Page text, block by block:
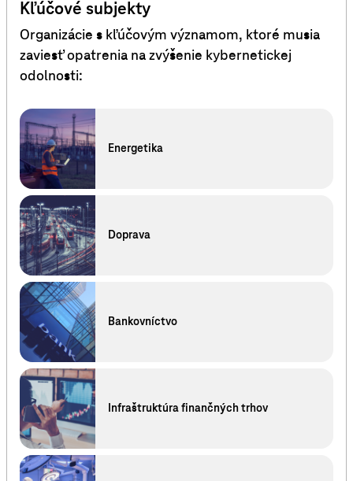
Kľúčové subjekty
Organizácie s kľúčovým významom, ktoré musia
zaviesť opatrenia na zvýšenie kybernetickej
odolnosti:
Energetika
Doprava
Bankovníctvo
Infraštruktúra finančných trhov